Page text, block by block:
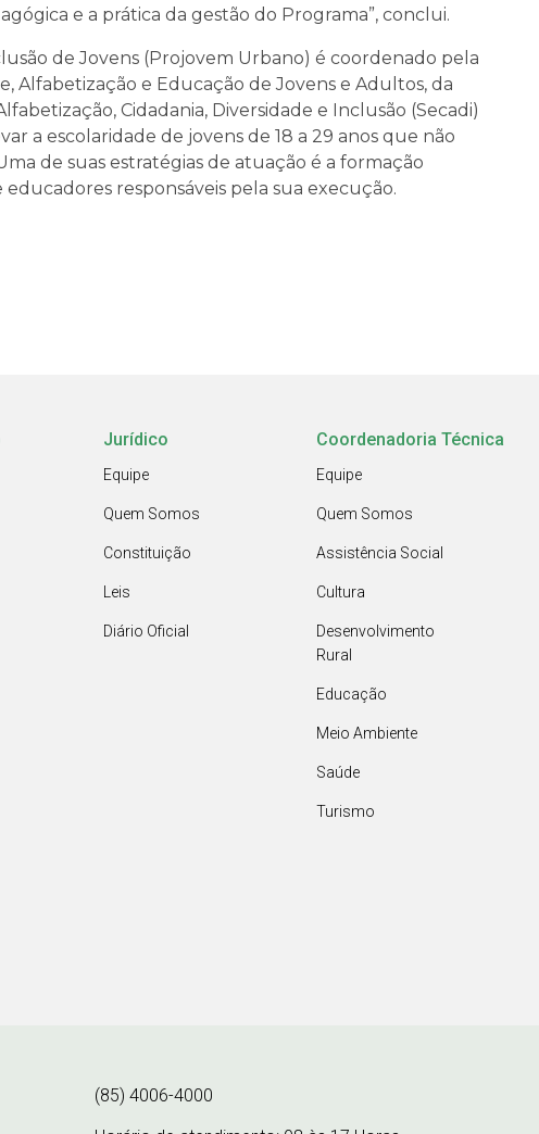
e a prática da gestão do Programa”, conclui.
de Jovens (Projovem Urbano) é coordenado pela
Alfabetização e Educação de Jovens e Adultos, da
Cidadania, Diversidade e Inclusão (Secadi)
a escolaridade de jovens de 18 a 29 anos que não
de suas estratégias de atuação é a formação
responsáveis pela sua execução.
Jurídico
Equipe
Quem Somos
Constituição
Leis
Diário Oficial
Coordenadoria Técnica
Equipe
Quem Somos
Assistência Social
Cultura
Desenvolvimento
Rural
Educação
Meio Ambiente
Saúde
Turismo
(85) 4006-4000